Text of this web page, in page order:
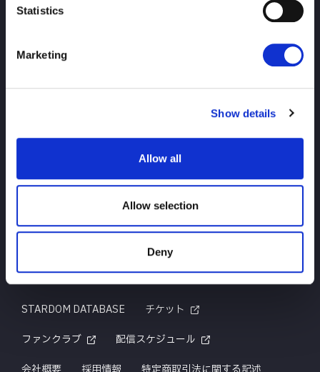
Statistics
Marketing
Show details
Allow all
Allow selection
Deny
選手紹介 グッズ
お問い合わせ
STARDOM DATABASE
チケット
ファンクラブ
配信スケジュール